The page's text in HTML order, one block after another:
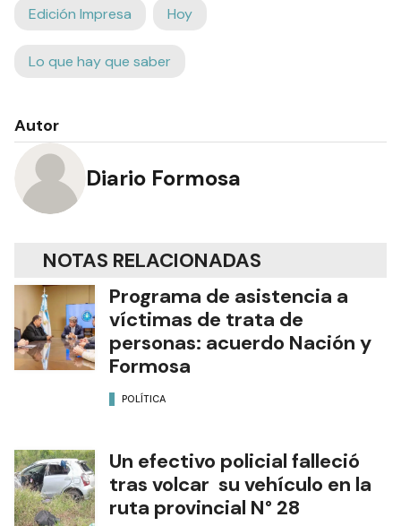
Edición Impresa Hoy
Lo que hay que saber
Autor
Diario Formosa
NOTAS RELACIONADAS
Programa de asistencia a
víctimas de trata de
personas: acuerdo Nación y
Formosa
POLÍTICA
Un efectivo policial falleció
tras volcar su vehículo en la
ruta provincial N° 28